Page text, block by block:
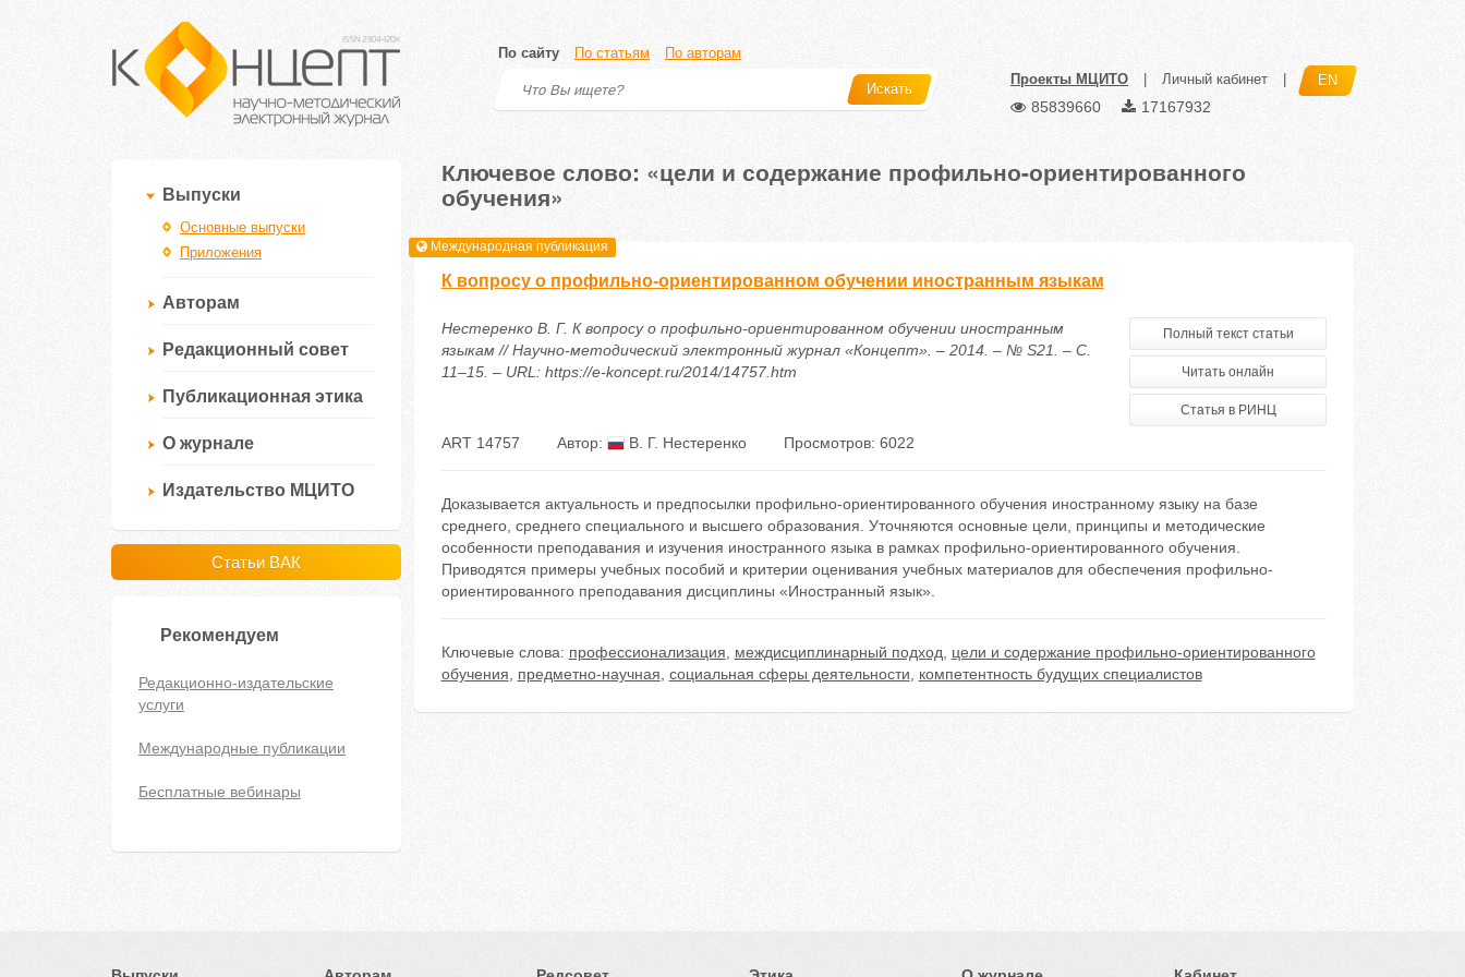
По сайту По статьям По авторам
Искать
Проекты МЦИТО Личный кабинет EN
85839660 17167932
Выпуски
Основные выпуски
Приложения
Авторам
Редакционный совет
Публикационная этика
О журнале
Издательство МЦИТО
Статьи ВАК
Рекомендуем
Редакционно-издательские
услуги
Международные публикации
Бесплатные вебинары
Ключевое слово: «цели и содержание профильно-ориентированного
обучения»
Международная публикация
К вопросу о профильно-ориентированном обучении иностранным языкам
Нестеренко В. Г. К вопросу о профильно-ориентированном обучении иностранным
языкам // Научно-методический электронный журнал «Концепт». – 2014. – № S21. – С.
11–15. – URL: https://e-koncept.ru/2014/14757.htm
Полный текст статьи
Читать онлайн
Статья в РИНЦ
ART 14757 Автор: В. Г. Нестеренко Просмотров: 6022
Доказывается актуальность и предпосылки профильно-ориентированного обучения иностранному языку на базе
среднего, среднего специального и высшего образования. Уточняются основные цели, принципы и методические
особенности преподавания и изучения иностранного языка в рамках профильно-ориентированного обучения.
Приводятся примеры учебных пособий и критерии оценивания учебных материалов для обеспечения профильно-
ориентированного преподавания дисциплины «Иностранный язык».
Ключевые слова: профессионализация междисциплинарный подход
цели и содержание профильно-ориентированного
обучения
предметно-научная социальная сферы деятельности компетентность будущих специалистов